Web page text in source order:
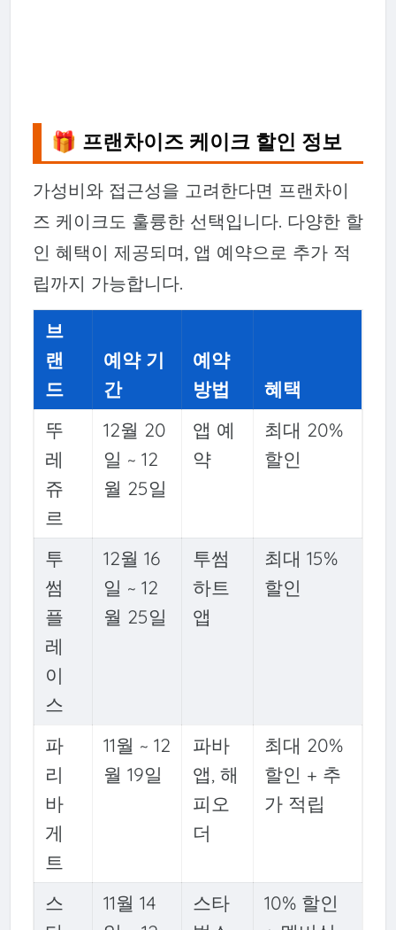
🎁 프랜차이즈 케이크 할인 정보
가성비와 접근성을 고려한다면 프랜차이
즈 케이크도 훌륭한 선택입니다. 다양한 할
인 혜택이 제공되며, 앱 예약으로 추가 적
립까지 가능합니다.
브
랜
드
예약 기
간
예약
방법
혜택
뚜
레
쥬
르
12월 20
일 ~ 12
월 25일
앱 예
약
최대 20%
할인
투
썸
플
레
이
스
12월 16
일 ~ 12
월 25일
투썸
하트
앱
최대 15%
할인
파
리
바
게
트
11월 ~ 12
월 19일
파바
앱, 해
피오
더
최대 20%
할인 + 추
가 적립
스
11월 14
스타
10% 할인